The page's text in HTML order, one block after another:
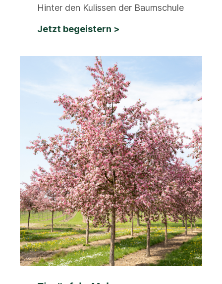
Hinter den Kulissen der Baumschule
Jetzt begeistern >